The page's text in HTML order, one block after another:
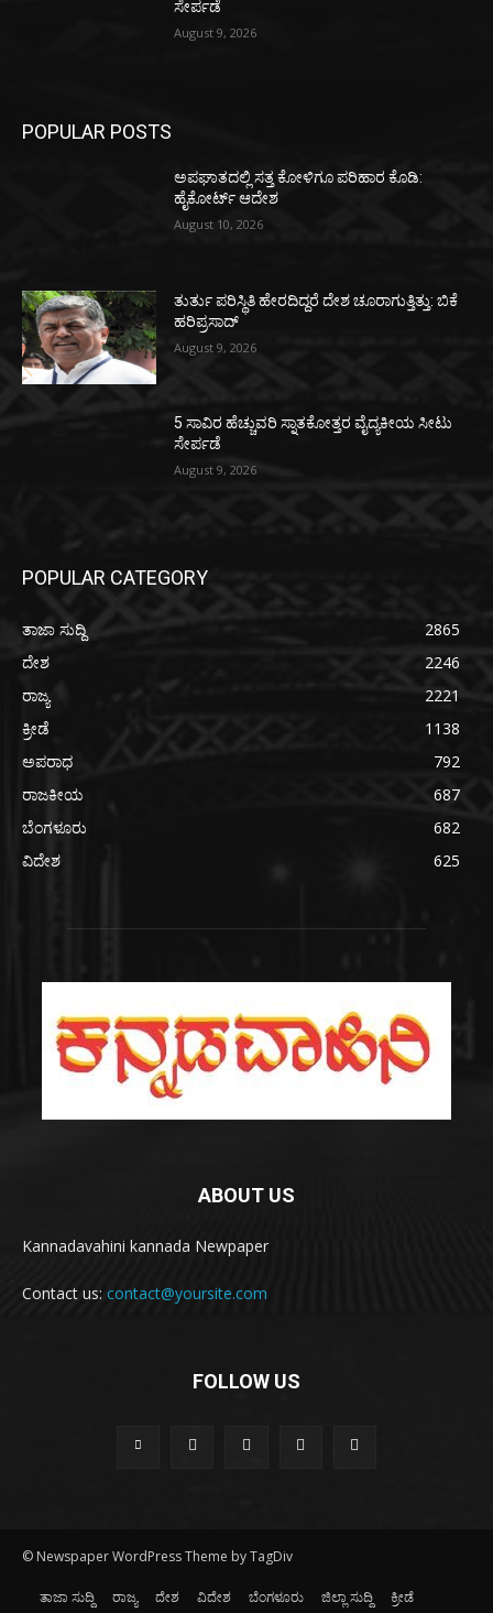
ಸೇರ್ಪಡೆ
August 9, 2026
POPULAR POSTS
ಅಪಘಾತದಲ್ಲಿ ಸತ್ತ ಕೋಳಿಗೂ ಪರಿಹಾರ ಕೊಡಿ:
ಹೈಕೋರ್ಟ್ ಆದೇಶ
August 10, 2026
ತುರ್ತು ಪರಿಸ್ಥಿತಿ ಹೇರದಿದ್ದರೆ ದೇಶ ಚೂರಾಗುತ್ತಿತ್ತು: ಬಿಕೆ
ಹರಿಪ್ರಸಾದ್
August 9, 2026
5 ಸಾವಿರ ಹೆಚ್ಚುವರಿ ಸ್ನಾತಕೋತ್ತರ ವೈದ್ಯಕೀಯ ಸೀಟು
ಸೇರ್ಪಡೆ
August 9, 2026
POPULAR CATEGORY
ತಾಜಾ ಸುದ್ದಿ
2865
ದೇಶ
2246
ರಾಜ್ಯ
2221
ಕ್ರೀಡೆ
1138
ಅಪರಾಧ
792
ರಾಜಕೀಯ
687
ಬೆಂಗಳೂರು
682
ವಿದೇಶ
625
ABOUT US
Kannadavahini kannada Newpaper
Contact us: contact@yoursite.com
FOLLOW US
© Newspaper WordPress Theme by TagDiv
ತಾಜಾ ಸುದ್ದಿ ರಾಜ್ಯ ದೇಶ ವಿದೇಶ ಬೆಂಗಳೂರು ಜಿಲ್ಲಾ ಸುದ್ದಿ
ಕ್ರೀಡೆ